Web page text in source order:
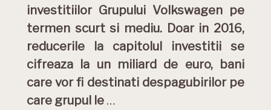
investitiilor Grupului Volkswagen pe
termen scurt si mediu. Doar in 2016,
reducerile la capitolul investitii se
cifreaza la un miliard de euro, bani
care vor fi destinati despagubirilor pe
care grupul le …